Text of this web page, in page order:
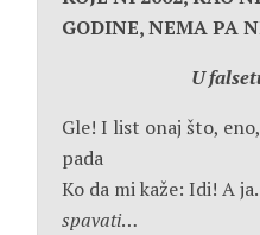
GODINE, NEMA PA
U
Gle! I list onaj što,
pada
Ko da mi kaže: Idi! A
spavati…